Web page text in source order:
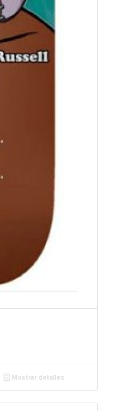
Mostrar detalles